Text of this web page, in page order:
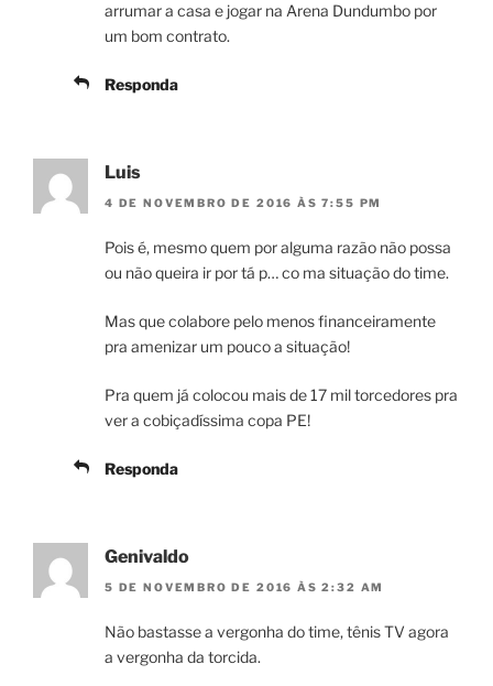
arrumar a casa e jogar na Arena Dundumbo por
um bom contrato.
Responda
Luis
4 DE NOVEMBRO DE 2016 ÀS 7:55 PM
Pois é, mesmo quem por alguma razão não possa
ou não queira ir por tá p… co ma situação do time.
Mas que colabore pelo menos financeiramente
pra amenizar um pouco a situação!
Pra quem já colocou mais de 17 mil torcedores pra
ver a cobiçadíssima copa PE!
Responda
Genivaldo
5 DE NOVEMBRO DE 2016 ÀS 2:32 AM
Não bastasse a vergonha do time, tênis TV agora
a vergonha da torcida.